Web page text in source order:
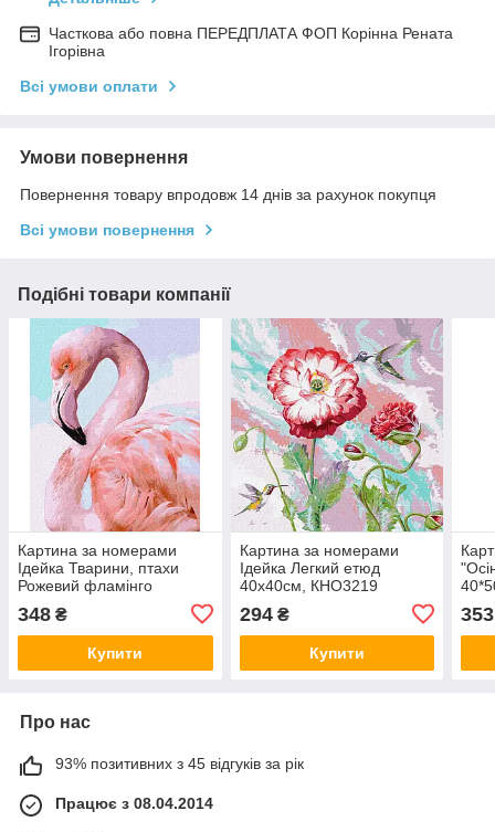
Часткова або повна ПЕРЕДПЛАТА ФОП Корінна Рената
Ігорівна
Всі умови оплати
Умови повернення
Повернення товару впродовж 14 днів за рахунок покупця
Всі умови повернення
Подібні товари компанії
Картина за номерами
Ідейка Тварини, птахи
Рожевий фламінго
348 ₴
Купити
Картина за номерами
Ідейка Легкий етюд
40х40см, КНО3219
294₴
Купити
353
Про нас
93% позитивних з 45 відгуків за рік
Працює з 08.04.2014